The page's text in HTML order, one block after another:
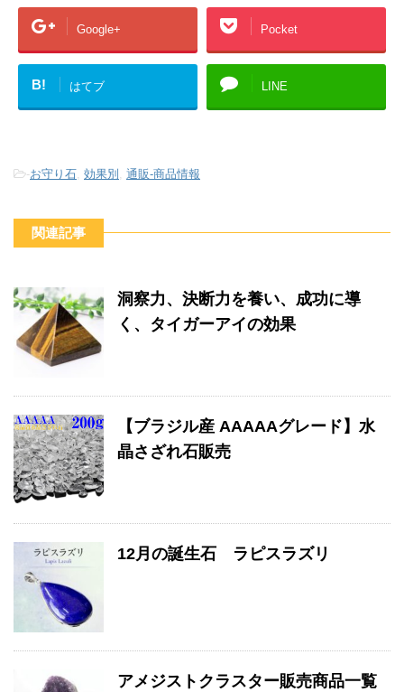
Google+ Pocket
B! はてブ LINE
-お守り石, 効果別 , 通販-商品情報
関連記事
洞察力、決断力を養い、成功に導
く、タイガーアイの効果
【ブラジル産 AAAAAグレード】水
晶さざれ石販売
12月の誕生石 ラピスラズリ
アメジストクラスター販売商品一覧